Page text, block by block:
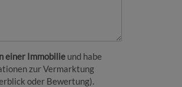
einer Immobilie und habe
zur Vermarktung
oder Bewertung).